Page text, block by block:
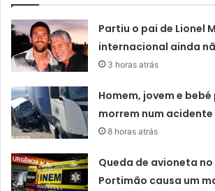
Partiu o pai de Lionel
internacional ainda
3 horas atrás
Homem, jovem e
morrem num acidente
8 horas atrás
Queda de avioneta
Portimão causa um